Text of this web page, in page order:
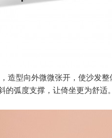
的弧度支撑，让倚坐更为舒适。